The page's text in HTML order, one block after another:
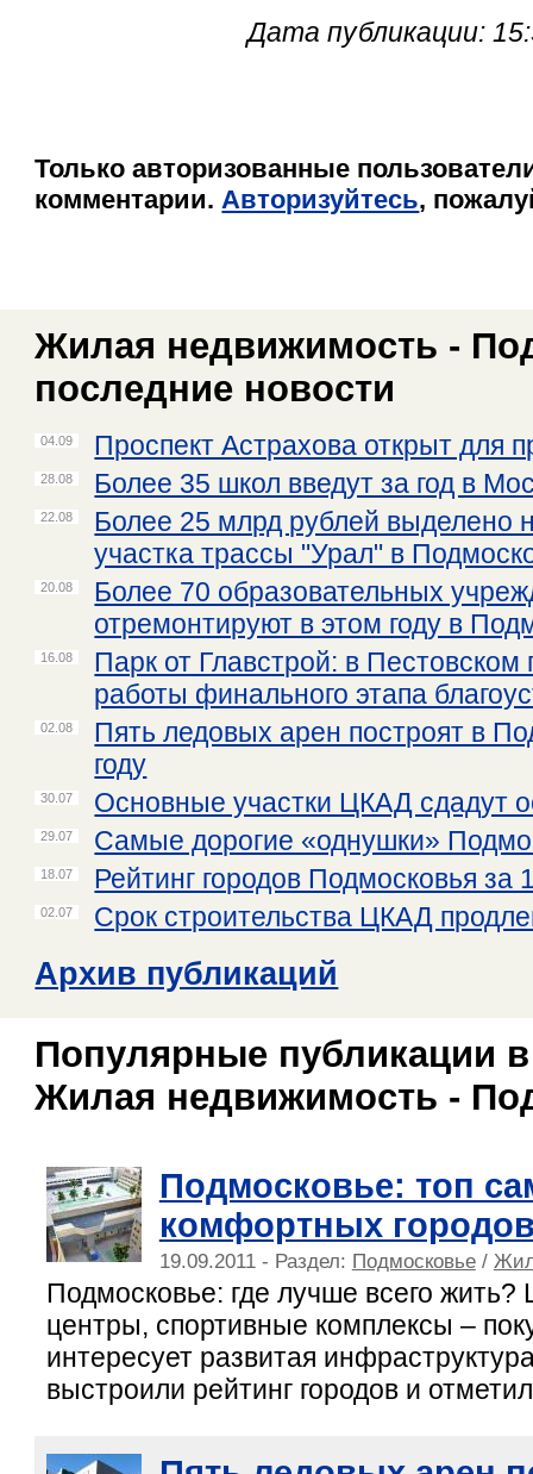
Дата публикации:
Только авторизованные
комментарии. Авторизуйтесь,
Жилая недвижимость -
последние новости
04.09 Проспект Астрахова открыт для
28.08 Более 35 школ введут за год в
22.08
Более 25 млрд рублей выделено
участка трассы "Урал" в
20.08
Более 70 образовательных
отремонтируют в этом году в
16.08
Парк от Главстрой: в Пестовском
работы финального этапа
02.08
Пять ледовых арен построят в
году
30.07 Основные участки ЦКАД сдадут
29.07 Самые дорогие «однушки»
18.07 Рейтинг городов Подмосковья за
02.07 Срок строительства ЦКАД
Архив публикаций
Популярные публикации
Жилая недвижимость -
Подмосковье: топ
комфортных
19.09.2011 - Раздел: Подмосковье/
Подмосковье: где лучше всего
центры, спортивные комплексы –
интересует развитая
выстроили рейтинг городов и